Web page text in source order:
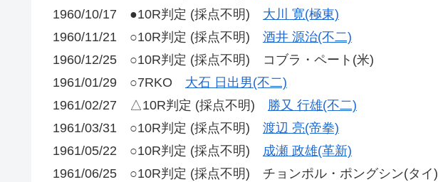
1960/10/17 ●10R判定 (採点不明) 大川 寛(極東)
1960/11/21 ○10R判定 (採点不明) 酒井 源治(不二)
1960/12/25 ○10R判定 (採点不明) コブラ・ペート(米)
1961/01/29 ○7RKO 大石 日出男(不二)
1961/02/27 △10R判定 (採点不明) 勝又 行雄(不二)
1961/03/31 ○10R判定 (採点不明) 渡辺 亮(帝拳)
1961/05/22 ○10R判定 (採点不明) 成瀬 政雄(革新)
1961/06/25 ○10R判定 (採点不明) チョンポル・ポングシン(タイ)